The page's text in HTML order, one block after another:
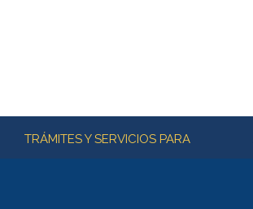
Más información
TRÁMITES Y SERVICIOS PARA